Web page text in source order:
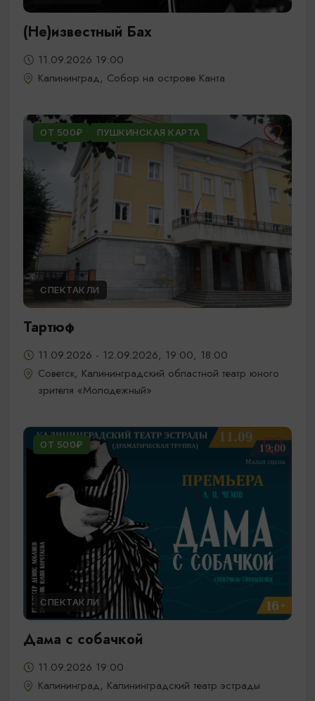
(Не)известный Бах
11.09.2026 19:00
Калининград, Собор на острове Канта
ОТ 500₽ ПУШКИНСКАЯ КАРТА
СПЕКТАКЛИ
Тартюф
11.09.2026 - 12.09.2026, 19:00, 18:00
Советск, Калининградский областной театр юного
зрителя «Молодежный»
ОТ 500₽
СПЕКТАКЛИ
Дама с собачкой
11.09.2026 19:00
Калининград, Калининградский театр эстрады